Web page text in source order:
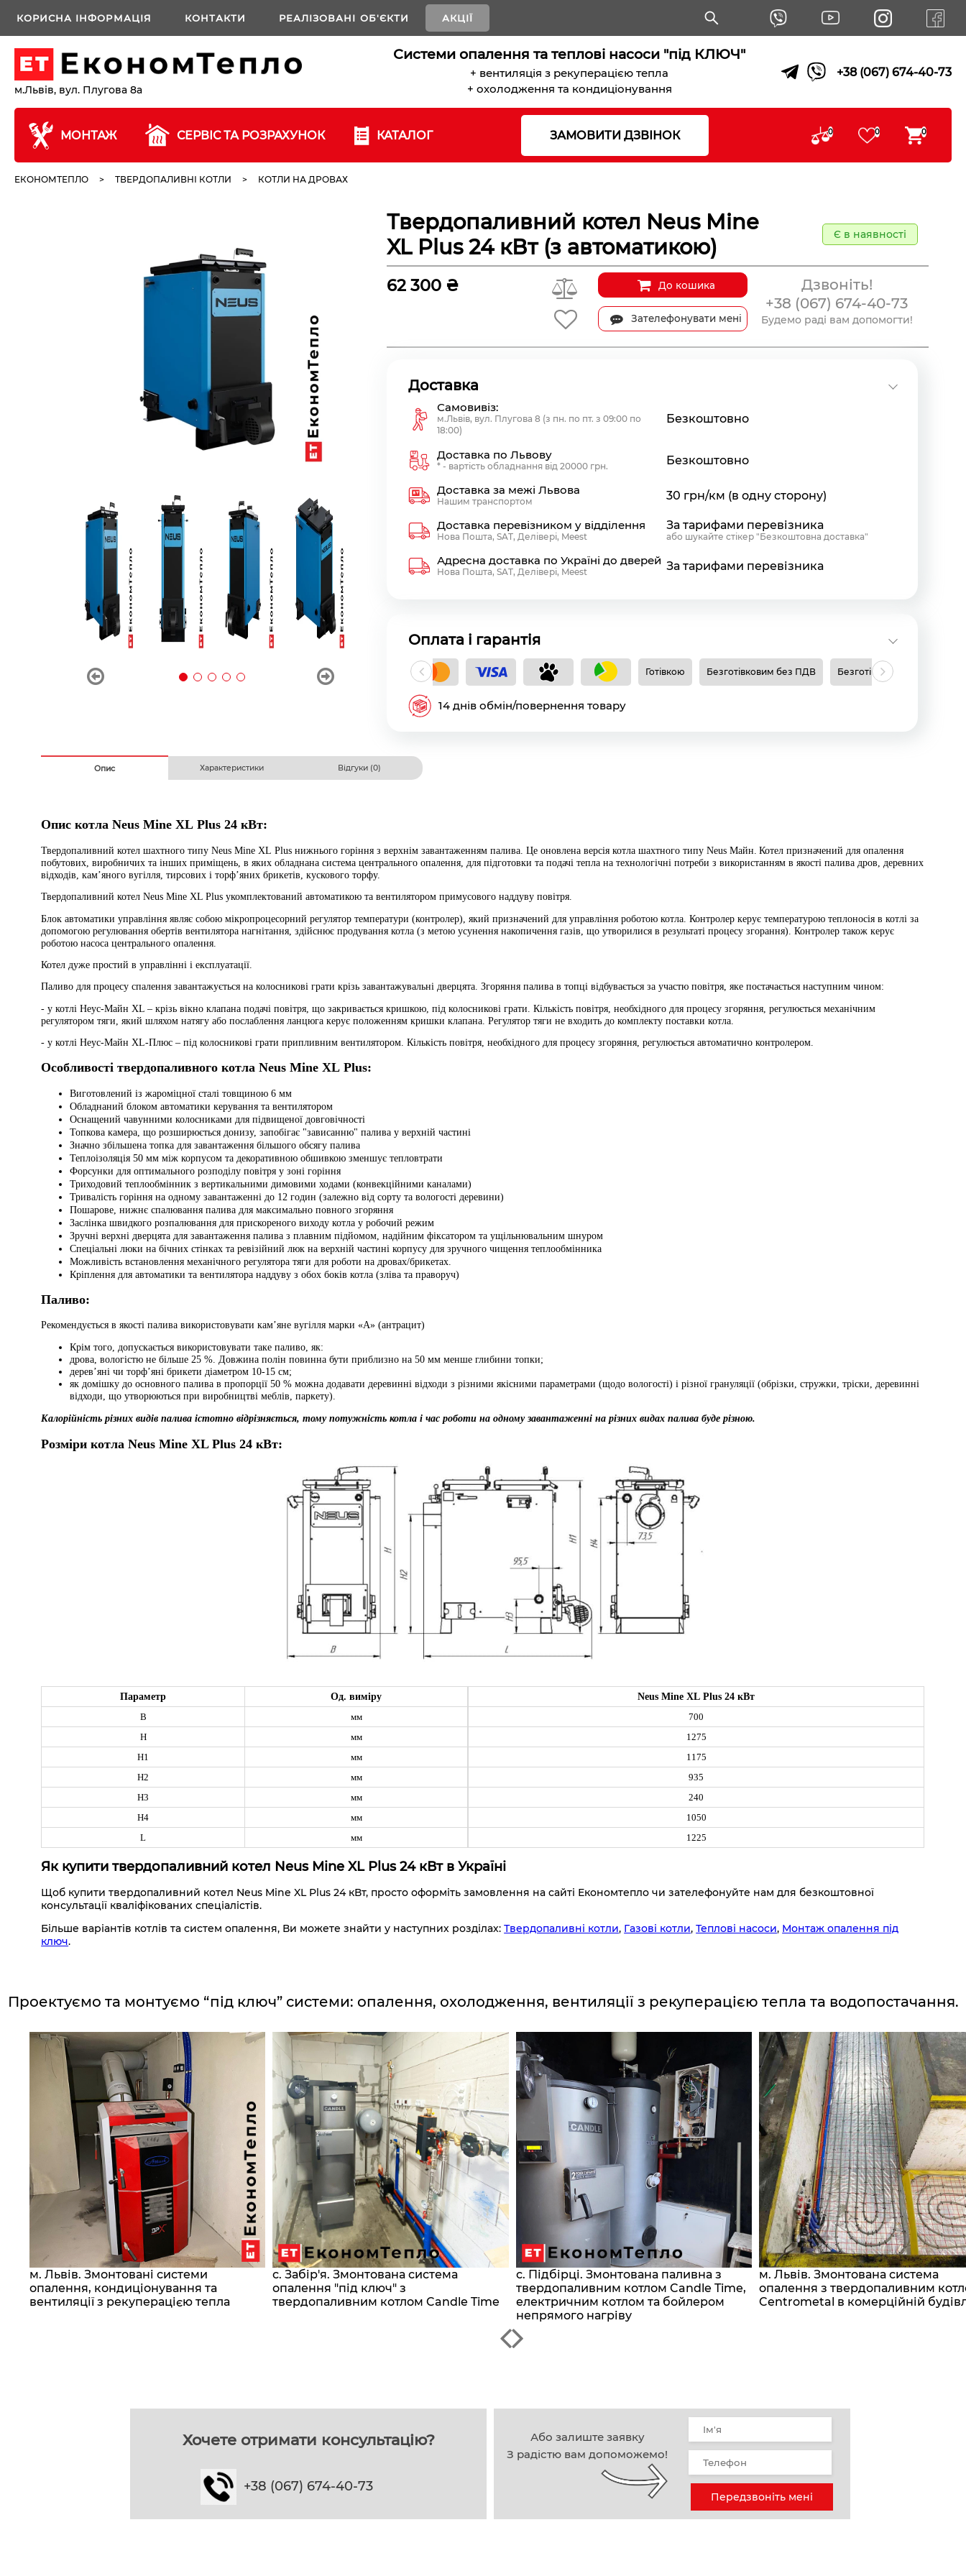
КОРИСНА ІНФОРМАЦІЯ КОНТАКТИ РЕАЛІЗОВАНІ ОБ'ЄКТИ АКЦІЇ
м.Львів, вул. Плугова 8а
Системи опалення та теплові насоси "під КЛЮЧ"
+ вентиляція з рекуперацією тепла
+ охолодження та кондиціонування
+38 (067) 674-40-73
МОНТАЖ СЕРВІС ТА РОЗРАХУНОК КАТАЛОГ ЗАМОВИТИ ДЗВІНОК 0 0 0
ЕКОНОМТЕПЛО > ТВЕРДОПАЛИВНІ КОТЛИ > КОТЛИ НА ДРОВАХ
Твердопаливний котел Neus Mine
XL Plus 24 кВт (з автоматикою)
Є в наявності
62 300 ₴ До кошика
Зателефонувати мені
Дзвоніть!
+38 (067) 674-40-73
Будемо раді вам допомогти!
Доставка
Самовивіз:
м.Львів, вул. Плугова 8 (з пн. по пт. з 09:00 по
18:00)
Безкоштовно
Доставка по Львову
* - вартість обладнання від 20000 грн. Безкоштовно
Доставка за межі Львова
Нашим транспортом 30 грн/км (в одну сторону)
Доставка перевізником у відділення
Нова Пошта, SAT, Делівері, Meest
За тарифами перевізника
або шукайте стікер "Безкоштовна доставка"
Адресна доставка по Україні до дверей
Нова Пошта, SAT, Делівері, Meest За тарифами перевізника
Оплата і гарантія
Безготівковим з ПДВ Накладний платіж Готівкою Безготівковим без ПДВ Безготівковим з ПДВ
14 днів обмін/повернення товару
Опис Характеристики Відгуки (0)
Опис котла NeusMine XL Plus 24 кВт:
Твердопаливний котел шахтного типу Neus Mine XL Plus нижнього горіння з верхнім завантаженням палива. Це оновлена ​​версія котла шахтного типу Neus Майн. Котел призначений для опалення
побутових, виробничих та інших приміщень, в яких обладнана система центрального опалення, для підготовки та подачі тепла на технологічні потреби з використанням в якості палива дров, деревних
відходів, кам’яного вугілля, тирсових і торф’яних брикетів, кускового торфу.
Твердопаливний котел Neus Mine XL Plus укомплектований автоматикою та вентиляторомпримусового наддуву повітря.
Блок автоматики управління являє собою мікропроцесорний регулятор температури (контролер), який призначений для управління роботою котла. Контролер керує температурою теплоносія в котлі за
допомогою регулювання обертів вентилятора нагнітання, здійснює продування котла (з метою усунення накопичення газів, що утворилися в результаті процесу згорання). Контролер також керує
роботою насоса центрального опалення.
Котел дуже простий в управлінні і експлуатації.
Паливо для процесу спалення завантажується на колосникові грати крізь завантажувальні дверцята. Згоряння палива в топці відбувається за участю повітря, яке постачається наступним чином:
- у котлі Неус-Майн XL – крізь вікно клапана подачі повітря, щозакривається кришкою, під колосникові грати. Кількість повітря, необхідного для процесу згоряння, регулюється механічним
регулятором тяги, який шляхом натягу або послаблення ланцюга керує положенням кришки клапана. Регулятор тяги не входить до комплекту поставки котла.
- у котлі Неус-Майн XL-Плюс – під колосникові грати припливним вентилятором. Кількість повітря, необхідного для процесу згоряння, регулюється автоматично контролером.
Особливості твердопаливного котлаNeusMine XL Plus:
Виготовлений із жароміцної сталі товщиною 6 мм
Обладнаний блоком автоматики керування та вентилятором
Оснащений чавунними колосниками для підвищеної довговічності
Топкова камера, що розширюється донизу, запобігає "зависанню" палива у верхній частині
Значно збільшена топка для завантаження більшого обсягу палива
Теплоізоляція 50 мм між корпусом та декоративною обшивкою зменшує тепловтрати
Форсунки для оптимального розподілу повітря у зоні горіння
Триходовий теплообмінник з вертикальними димовими ходами (конвекційними каналами)
Тривалість горіння на одному завантаженні до 12 годин (залежно від сорту та вологості деревини)
Пошарове, нижнє спалювання палива для максимально повного згоряння
Заслінка швидкого розпалювання для прискореного виходу котла у робочий режим
Зручні верхні дверцята для завантаження палива з плавним підйомом, надійним фіксатором та ущільнювальним шнуром
Спеціальні люки на бічних стінках та ревізійний люк на верхній частині корпусу для зручного чищення теплообмінника
Можливість встановлення механічного регулятора тяги для роботи на дровах/брикетах.
Кріплення для автоматики та вентилятора наддуву з обох боків котла (зліва та праворуч)
Паливо:
Рекомендується в якості палива використовувати кам’яне вугілля марки «А» (антрацит)
Крім того, допускається використовувати таке паливо, як:
дрова, вологістю не більше 25 %. Довжина полін повинна бути приблизно на 50 мм менше глибини топки;
дерев’яні чи торф’яні брикети діаметром 10-15 см;
як домішку до основного палива в пропорції 50 % можна додавати деревинні відходи з різними якісними параметрами (щодо вологості) і різної грануляції (обрізки, стружки, тріски, деревинні
відходи, що утворюються при виробництві меблів, паркету).
Калорійність різних видів палива істотно відрізняється, тому потужність котла і час роботи на одному завантаженні на різних видах палива буде різною.
Розміри котла Neus Mine XL Plus 24 кВт:
Параметр Од. виміру Neus Mine XL Plus 24 кВт
B
мм
700
H
мм
1275
H1
мм
1175
H2
мм
935
H3
мм
240
H4
мм
1050
L
мм 1225
Як купити твердопаливний котел Neus Mine XL Plus24 кВт в Україні
Щоб купити твердопаливний котел Neus Mine XL Plus 24 кВт, просто оформіть замовлення на сайті Економтепло чи зателефонуйте нам для безкоштовної
консультації кваліфікованих спеціалістів.
Більше варіантів котлів та систем опалення, Ви можете знайти у наступних розділах:Твердопаливні котли, Газові котли,Теплові насоси, Монтаж опалення під
ключ.
Проектуємо та монтуємо “під ключ” системи: опалення, охолодження, вентиляції з рекуперацією тепла та водопостачання.
м. Львів. Змонтовані системи
опалення, кондиціонування та
вентиляції з рекуперацією тепла
с. Забір'я. Змонтована система
опалення "під ключ" з
твердопаливним котлом Candle Time
с. Підбірці. Змонтована паливна з
твердопаливним котлом Candle Time,
електричним котлом та бойлером
непрямого нагріву
м. Львів. Змонтована система
опалення з твердопаливним
Centrometal в комерційній
Хочете отримати консультацію?
+38 (067) 674-40-73
Або залиште заявку
З радістю вам допоможемо!
Передзвоніть мені